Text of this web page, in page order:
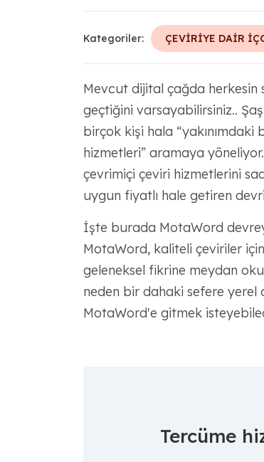
Kategoriler: ÇEVİRİYE DAİR
Mevcut dijital çağda herkesin
geçtiğini varsayabilirsiniz..
birçok kişi hala “yakınımdaki
hizmetleri” aramaya
çevrimiçi çeviri hizmetlerini
uygun fiyatlı hale getiren
İşte burada MotaWord
MotaWord, kaliteli çeviriler
geleneksel fikrine meydan
neden bir dahaki sefere yerel
MotaWord'e gitmek
Tercüme